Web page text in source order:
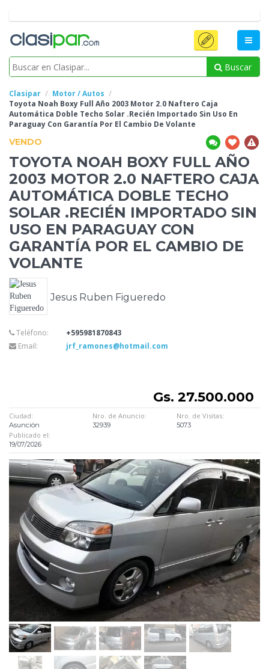
Buscar
Clasipar
Motor / Autos
Toyota Noah Boxy Full Año 2003 Motor 2.0 Naftero Caja
Automática Doble Techo Solar .Recién Importado Sin Uso En
Paraguay Con Garantía Por El Cambio De Volante
VENDO
TOYOTA NOAH BOXY FULL AÑO
2003 MOTOR 2.0 NAFTERO CAJA
AUTOMÁTICA DOBLE TECHO
SOLAR .RECIÉN IMPORTADO SIN
USO EN PARAGUAY CON
GARANTÍA POR EL CAMBIO DE
VOLANTE
Jesus Ruben Figueredo
Teléfono:
+595981870843
Email:
jrf_ramones@hotmail.com
Gs. 27.500.000
Ciudad:
Asunción
Nro. de Anuncio:
32939
Nro. de Visitas:
5073
Publicado el:
19/07/2026